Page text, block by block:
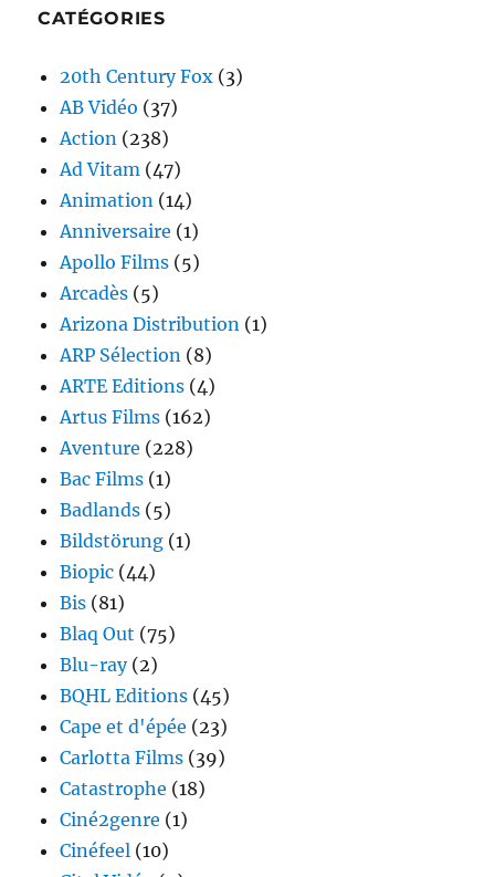
CATÉGORIES
20th Century Fox (3)
AB Vidéo (37)
Action (238)
Ad Vitam (47)
Animation (14)
Anniversaire (1)
Apollo Films (5)
Arcadès (5)
Arizona Distribution (1)
ARP Sélection (8)
ARTE Editions (4)
Artus Films (162)
Aventure (228)
Bac Films (1)
Badlands (5)
Bildstörung (1)
Biopic (44)
Bis (81)
Blaq Out (75)
Blu-ray(2)
BQHL Editions (45)
Cape et d'épée (23)
Carlotta Films (39)
Catastrophe (18)
Ciné2genre (1)
Cinéfeel (10)